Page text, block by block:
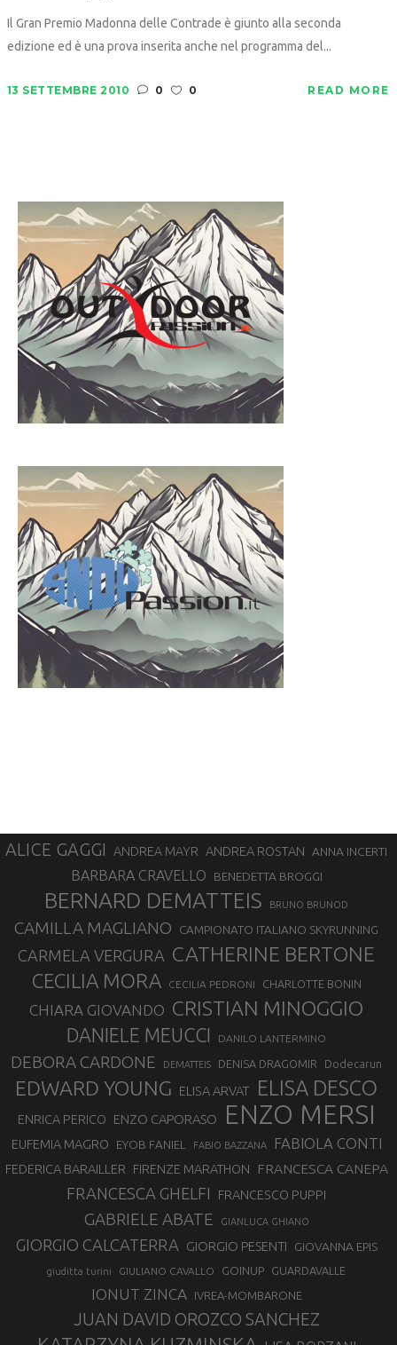
Il Gran Premio Madonna delle Contrade è giunto alla seconda
edizione ed è una prova inserita anche nel programma del...
13 SETTEMBRE 2010 0 0 READ MORE
ALICE GAGGI ANDREA MAYR ANDREA ROSTAN ANNA INCERTI
BARBARA CRAVELLO BENEDETTA BROGGI
BERNARD DEMATTEIS BRUNO BRUNOD
CAMILLA MAGLIANO CAMPIONATO ITALIANO SKYRUNNING
CARMELA VERGURA CATHERINE BERTONE
CECILIA MORA CECILIA PEDRONI CHARLOTTE BONIN
CHIARA GIOVANDO CRISTIAN MINOGGIO
DANIELE MEUCCI DANILO LANTERMINO
DEBORA CARDONE DEMATTEIS DENISA DRAGOMIR Dodecarun
EDWARD YOUNG ELISA ARVAT ELISA DESCO
ENRICA PERICO ENZO CAPORASO ENZO MERSI
EUFEMIA MAGRO EYOB FANIEL FABIO BAZZANA FABIOLA CONTI
FEDERICA BARAILLER FIRENZE MARATHON FRANCESCA CANEPA
FRANCESCA GHELFI FRANCESCO PUPPI
GABRIELE ABATE GIANLUCA GHIANO
GIORGIO CALCATERRA GIORGIO PESENTI GIOVANNA EPIS
giuditta turini GIULIANO CAVALLO GOINUP GUARDAVALLE
IONUT ZINCA IVREA-MOMBARONE
JUAN DAVID OROZCO SANCHEZ